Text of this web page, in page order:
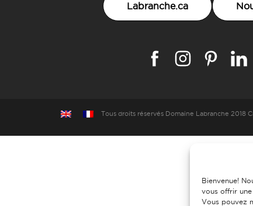
Bienvenue!
vous offrir une
Vous pouvez
Labranche.ca
Tous droits réservés Domaine Labranche 2018